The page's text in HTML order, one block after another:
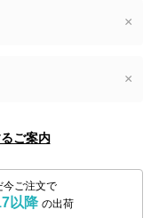
×
×
ご案内
今ご注文で
以降 の出荷